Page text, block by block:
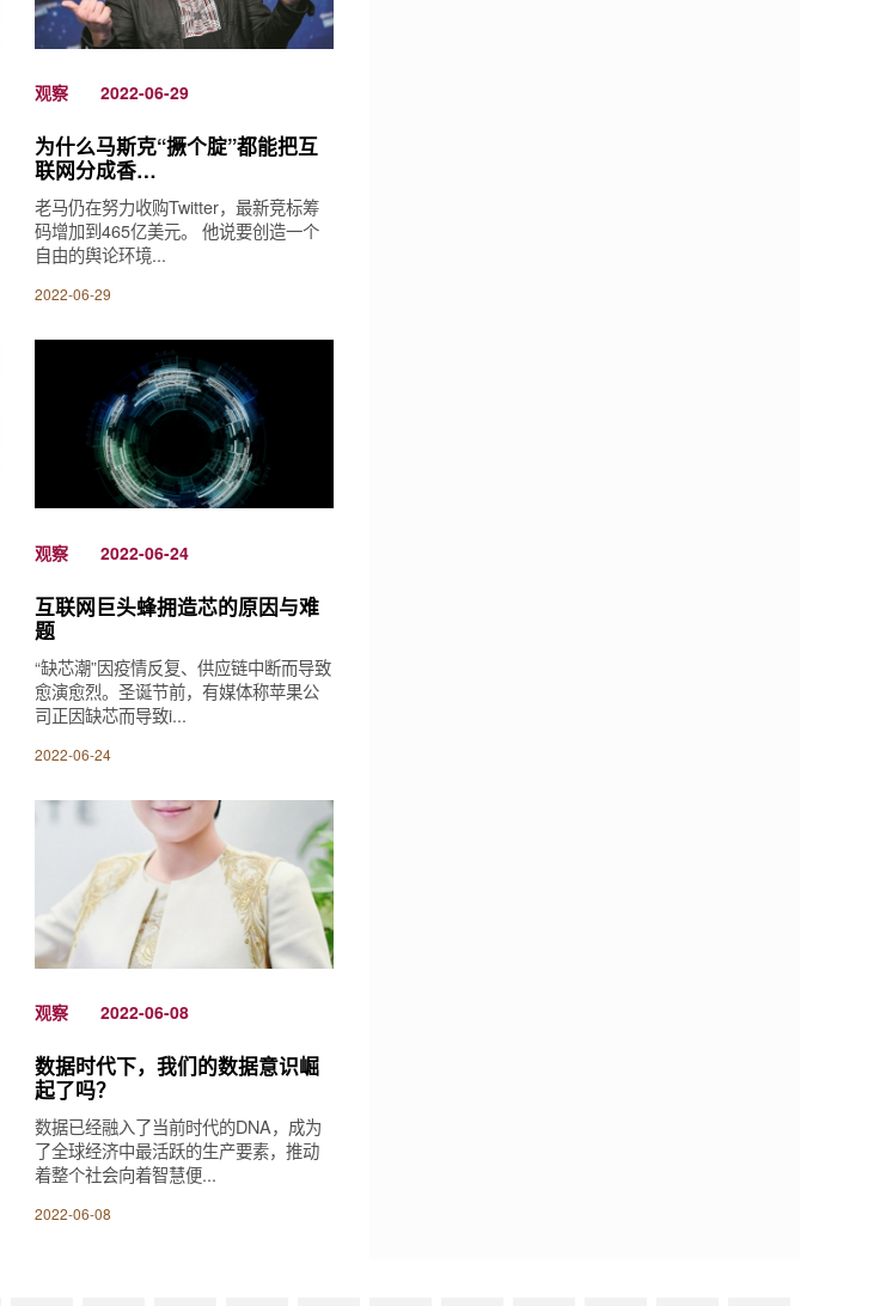
观察 2022-06-29
为什么马斯克“撅个腚”都能把互
联网分成香…
老马仍在努力收购Twitter，最新竞标筹
码增加到465亿美元。 他说要创造一个
自由的舆论环境...
2022-06-29
观察 2022-06-24
互联网巨头蜂拥造芯的原因与难
题
“缺芯潮”因疫情反复、供应链中断而导致
愈演愈烈。圣诞节前，有媒体称苹果公
司正因缺芯而导致i...
2022-06-24
观察 2022-06-08
数据时代下，我们的数据意识崛
起了吗？
数据已经融入了当前时代的DNA，成为
了全球经济中最活跃的生产要素，推动
着整个社会向着智慧便...
2022-06-08